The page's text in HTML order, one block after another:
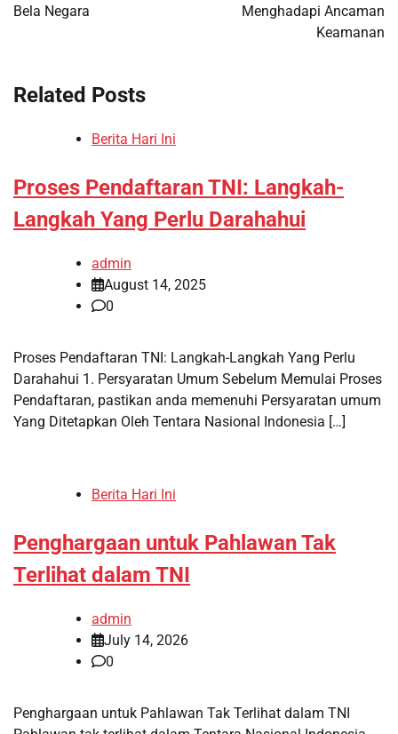
Bela Negara
Menghadapi Ancaman
Keamanan
Related Posts
Berita Hari Ini
Proses Pendaftaran TNI: Langkah-
Langkah Yang Perlu Darahahui
admin
August 14, 2025
0
Proses Pendaftaran TNI: Langkah-Langkah Yang Perlu
Darahahui 1. Persyaratan Umum Sebelum Memulai Proses
Pendaftaran, pastikan anda memenuhi Persyaratan umum
Yang Ditetapkan Oleh Tentara Nasional Indonesia […]
Berita Hari Ini
Penghargaan untuk Pahlawan Tak
Terlihat dalam TNI
admin
July 14, 2026
0
Penghargaan untuk Pahlawan Tak Terlihat dalam TNI